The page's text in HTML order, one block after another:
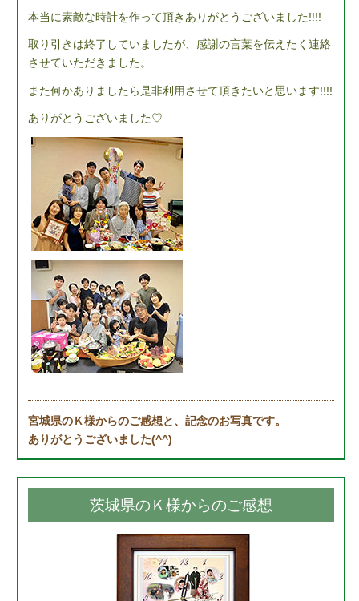
本当に素敵な時計を作って頂きありがとうございました!!!!
取り引きは終了していましたが、感謝の言葉を伝えたく連絡
させていただきました。
また何かありましたら是非利用させて頂きたいと思います!!!!
ありがとうございました♡
宮城県のＫ様からのご感想と、記念のお写真です。
ありがとうございました(^^)
茨城県のＫ様からのご感想